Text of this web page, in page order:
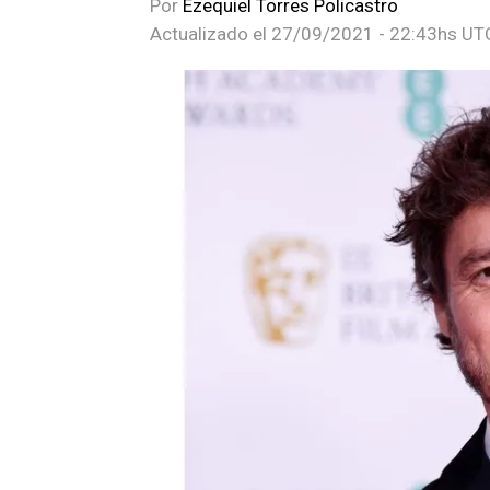
Por Ezequiel Torres Policastro
Actualizado el 27/09/2021 - 22:43hs